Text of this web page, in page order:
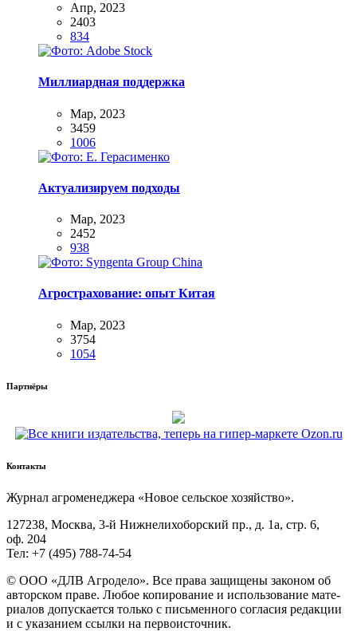
Апр, 2023
2403
834
Миллиардная поддержка
Мар, 2023
3459
1006
Актуализируем подходы
Мар, 2023
2452
938
Агрострахование: опыт Китая
Мар, 2023
3754
1054
Партнёры
Контакты
Жур­нал агро­ме­не­дже­ра «Новое сель­ское хозяйство».
127238, Москва, 3‑й Ниж­не­ли­хо­бор­ский пр., д. 1а, стр. 6,
оф. 204
Тел: +7 (495) 788‑74‑54
© ООО «ДЛВ Агро­де­ло». Все пра­ва защи­ще­ны зако­ном об
автор­ском пра­ве. Любое копи­ро­ва­ние и исполь­зо­ва­ние мате­
ри­а­лов допус­ка­ет­ся толь­ко с пись­мен­но­го согла­сия редак­ции
и с ука­за­ни­ем ссыл­ки на первоисточник.